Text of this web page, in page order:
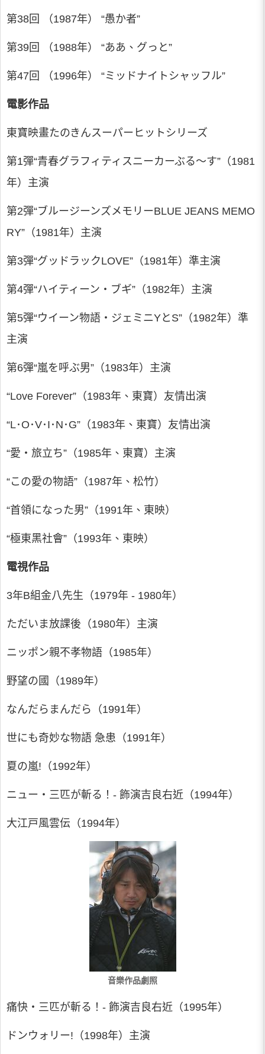
第38回 （1987年） “愚か者”
第39回 （1988年） “ああ、グっと”
第47回 （1996年） “ミッドナイトシャッフル”
電影作品
東寶映畫たのきんスーパーヒットシリーズ
第1彈“青春グラフィティスニーカーぶる～す”（1981
年）主演
第2彈“ブルージーンズメモリーBLUE JEANS MEMO
RY”（1981年）主演
第3彈“グッドラックLOVE”（1981年）準主演
第4彈“ハイティーン・ブギ”（1982年）主演
第5彈“ウイーン物語・ジェミニYとS”（1982年）準
主演
第6彈“嵐を呼ぶ男”（1983年）主演
“Love Forever”（1983年、東寶）友情出演
“L･O･V･I･N･G”（1983年、東寶）友情出演
“愛・旅立ち”（1985年、東寶）主演
“この愛の物語”（1987年、松竹）
“首領になった男”（1991年、東映）
“極東黑社會”（1993年、東映）
電視作品
3年B組金八先生（1979年 - 1980年）
ただいま放課後（1980年）主演
ニッポン親不孝物語（1985年）
野望の國（1989年）
なんだらまんだら（1991年）
世にも奇妙な物語 急患（1991年）
夏の嵐!（1992年）
ニュー・三匹が斬る！- 飾演吉良右近（1994年）
大江戸風雲伝（1994年）
音樂作品劇照
痛快・三匹が斬る！- 飾演吉良右近（1995年）
ドンウォリー!（1998年）主演